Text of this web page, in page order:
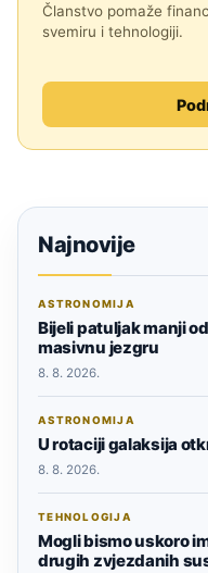
Članstvo pomaže
svemiru i tehnologiji.
Najnovije
ASTRONOMIJA
Bijeli patuljak manji
masivnu jezgru
8. 8. 2026.
ASTRONOMIJA
U rotaciji galaksija
8. 8. 2026.
TEHNOLOGIJA
Mogli bismo uskoro
drugih zvjezdanih